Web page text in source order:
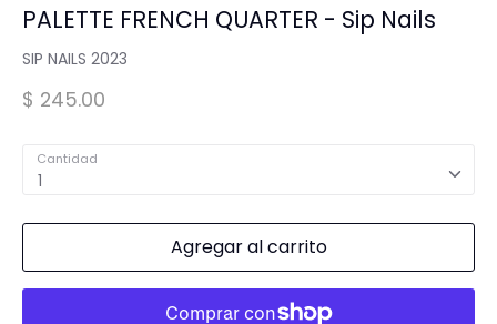
Equipos Eléctricos (Lamparas, Extractores,
MARCAS "STAMPING"
Accesorios y estampadores
PALETTE FRENCH QUARTER - Sip Nails
SIP NAILS 2023
$ 245.00
Cantidad
1
Agregar al carrito